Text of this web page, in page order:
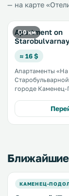
— на карте
0 км
Apartment on
≈ 16 $
Апартаменты «На
городе
бесплатным Wi-Fi
парковкой на
апартаментах
Ближайшие
КАМЕНЕЦ-